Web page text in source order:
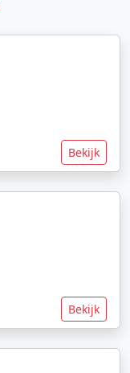
Bekijk
Bekijk